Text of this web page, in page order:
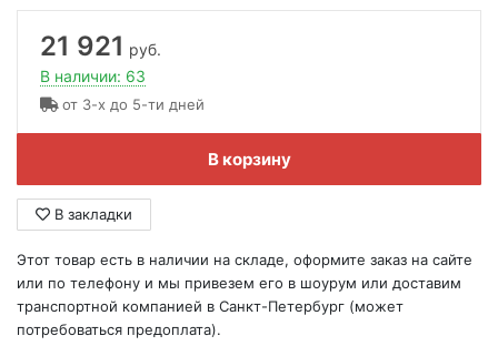
21 921 руб.
В наличии: 63
от 3-х до 5-ти дней
В корзину
В закладки
Этот товар есть в наличии на складе, оформите заказ на сайте
или по телефону и мы привезем его в шоурум или доставим
транспортной компанией в Санкт-Петербург (может
потребоваться предоплата).